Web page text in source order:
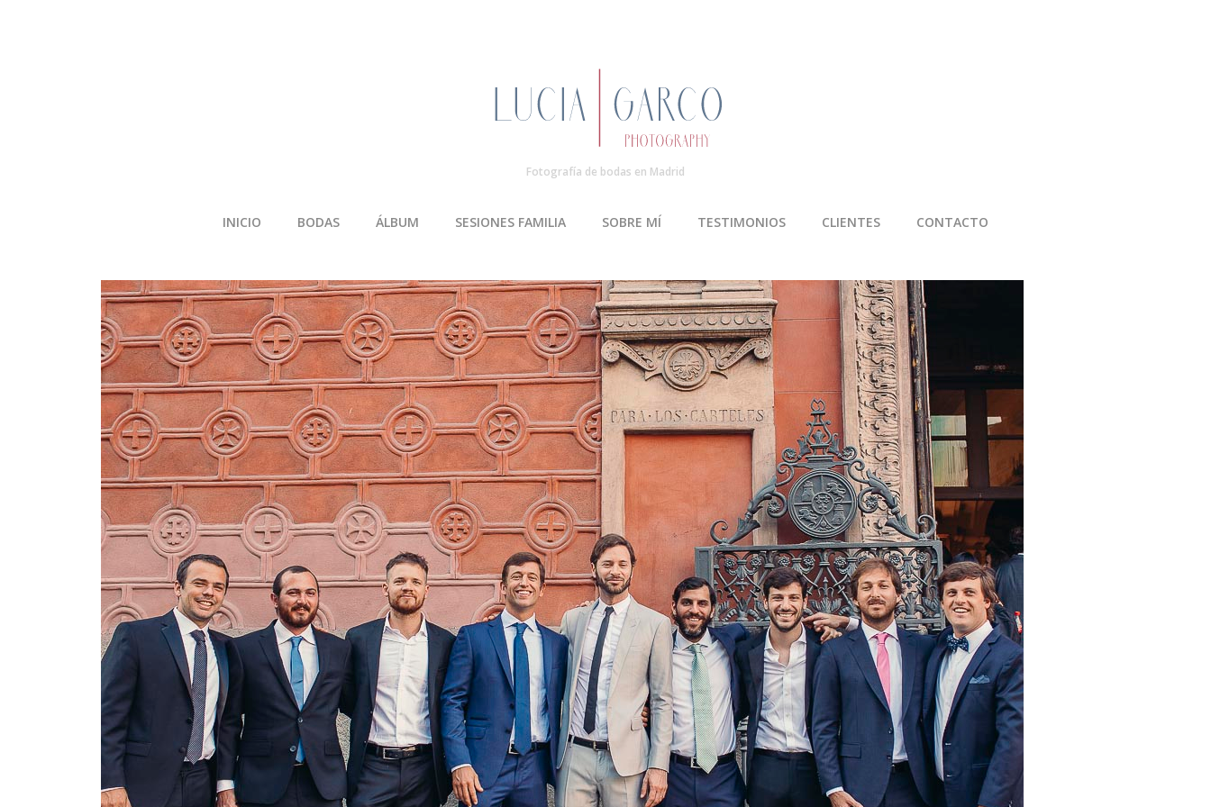
Fotografía de bodas en Madrid
INICIO BODAS ÁLBUM SESIONES FAMILIA SOBRE MÍ TESTIMONIOS CLIENTES CONTACTO